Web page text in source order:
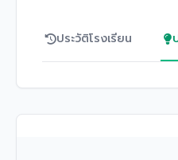
ประวัติโรงเรียน